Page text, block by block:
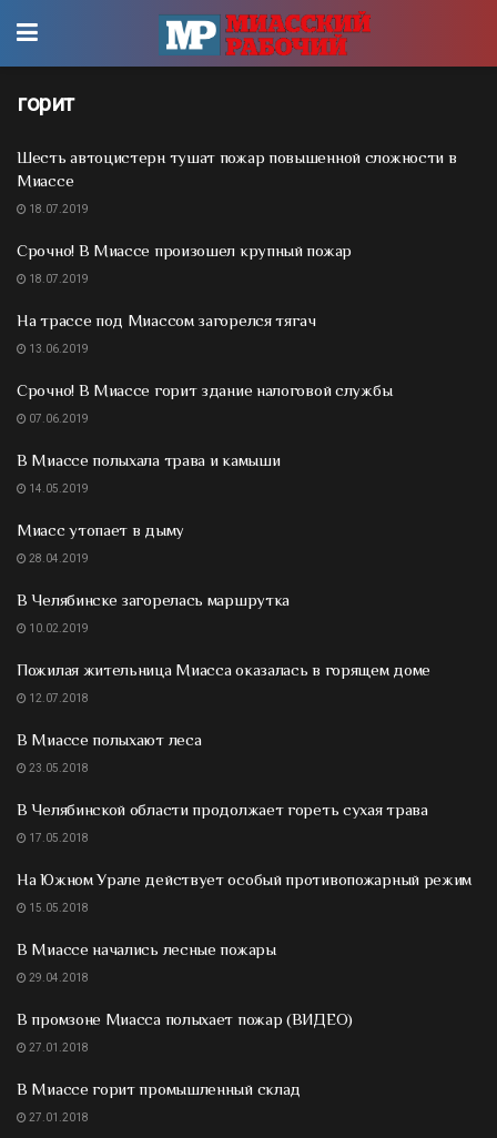
горит
Шесть автоцистерн тушат пожар повышенной сложности в
Миассе
18.07.2019
Срочно! В Миассе произошел крупный пожар
18.07.2019
На трассе под Миассом загорелся тягач
13.06.2019
Срочно! В Миассе горит здание налоговой службы
07.06.2019
В Миассе полыхала трава и камыши
14.05.2019
Миасс утопает в дыму
28.04.2019
В Челябинске загорелась маршрутка
10.02.2019
Пожилая жительница Миасса оказалась в горящем доме
12.07.2018
В Миассе полыхают леса
23.05.2018
В Челябинской области продолжает гореть сухая трава
17.05.2018
На Южном Урале действует особый противопожарный режим
15.05.2018
В Миассе начались лесные пожары
29.04.2018
В промзоне Миасса полыхает пожар (ВИДЕО)
27.01.2018
В Миассе горит промышленный склад
27.01.2018